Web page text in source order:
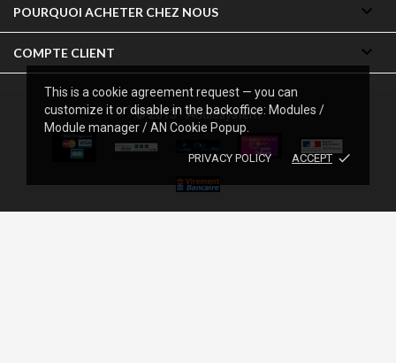
This is a cookie agreement request — you can
customize it or disable in the backoffice: Modules /
Module manager / AN Cookie Popup.
PRIVACY POLICY ACCEPT done
POURQUOI ACHETER CHEZ NOUS 
COMPTE CLIENT 
© 2013 - Audiosystem